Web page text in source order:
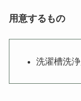
用意するもの
洗濯槽洗